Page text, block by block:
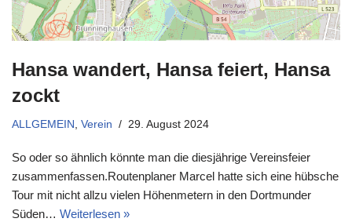
Hansa wandert, Hansa feiert, Hansa
zockt
ALLGEMEIN , Verein 29. August 2024
So oder so ähnlich könnte man die diesjährige Vereinsfeier
zusammenfassen.Routenplaner Marcel hatte sich eine hübsche
Tour mit nicht allzu vielen Höhenmetern in den Dortmunder
Süden… Weiterlesen »